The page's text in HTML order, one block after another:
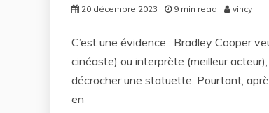
20 décembre 2023 9 min read vincy
C’est une évidence : Bradley Cooper
cinéaste) ou interprète (meilleur
décrocher une statuette. Pourtant,
en